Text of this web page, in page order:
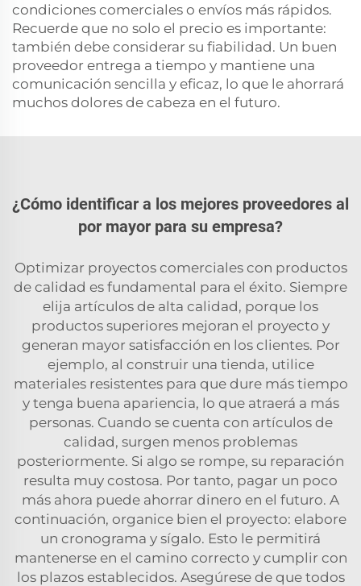
condiciones comerciales o envíos más rápidos.
Recuerde que no solo el precio es importante:
también debe considerar su fiabilidad. Un buen
proveedor entrega a tiempo y mantiene una
comunicación sencilla y eficaz, lo que le ahorrará
muchos dolores de cabeza en el futuro.
¿Cómo identificar a los mejores proveedores al
por mayor para su empresa?
Optimizar proyectos comerciales con productos
de calidad es fundamental para el éxito. Siempre
elija artículos de alta calidad, porque los
productos superiores mejoran el proyecto y
generan mayor satisfacción en los clientes. Por
ejemplo, al construir una tienda, utilice
materiales resistentes para que dure más tiempo
y tenga buena apariencia, lo que atraerá a más
personas. Cuando se cuenta con artículos de
calidad, surgen menos problemas
posteriormente. Si algo se rompe, su reparación
resulta muy costosa. Por tanto, pagar un poco
más ahora puede ahorrar dinero en el futuro. A
continuación, organice bien el proyecto: elabore
un cronograma y sígalo. Esto le permitirá
mantenerse en el camino correcto y cumplir con
los plazos establecidos. Asegúrese de que todos